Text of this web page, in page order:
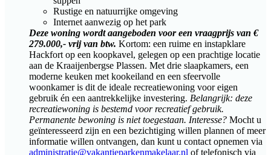
Rustige en natuurrijke omgeving
Internet aanwezig op het park
Deze woning wordt aangeboden voor een vraagprijs van €
279.000,- vrij van btw. Kortom: een ruime en instapklare
Hackfort op een koopkavel, gelegen op een prachtige locatie
aan de Kraaijenbergse Plassen. Met drie slaapkamers, een
moderne keuken met kookeiland en een sfeervolle
woonkamer is dit de ideale recreatiewoning voor eigen
gebruik én een aantrekkelijke investering. Belangrijk: deze
recreatiewoning is bestemd voor recreatief gebruik.
Permanente bewoning is niet toegestaan. Interesse? Mocht u
geïnteresseerd zijn en een bezichtiging willen plannen of meer
informatie willen ontvangen, dan kunt u contact opnemen via
administratie@vakantieparkenmakelaar.nl of telefonisch via